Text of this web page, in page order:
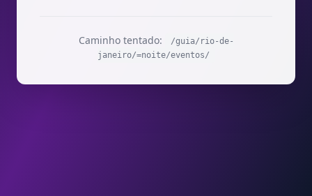
Caminho tentado:
/guia/rio-de-
janeiro/=noite/eventos/